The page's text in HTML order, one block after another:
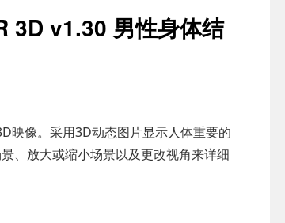
v1.30 男性身体结
映像。采用3D动态图片显示人体重要的
、放大或缩小场景以及更改视角来详细